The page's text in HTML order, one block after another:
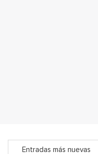
Entradas más nuevas